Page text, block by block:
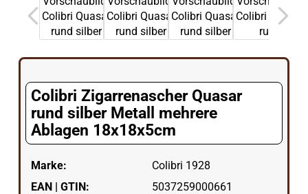
Colibri Zigarrenascher Quasar
rund silber Metall mehrere
Ablagen 18x18x5cm
Marke:
Colibri 1928
EAN | GTIN:
5037259000661